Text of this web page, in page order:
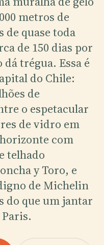
metros de
de quase toda
de 150 dias por
trégua. Essa é
do Chile:
de
o espetacular
de vidro em
com
telhado
y Toro, e
de Michelin
do que um jantar